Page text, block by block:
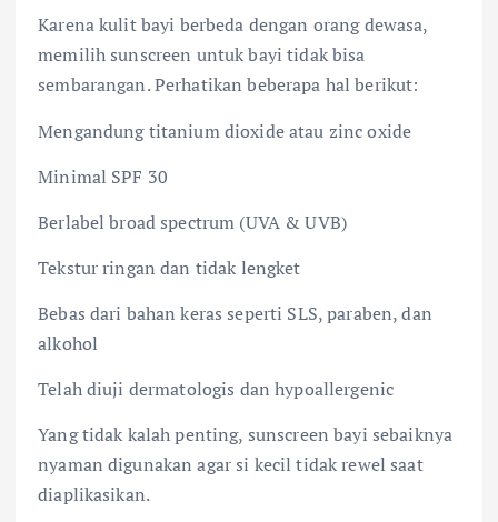
Karena kulit bayi berbeda dengan orang dewasa,
memilih sunscreen untuk bayi tidak bisa
sembarangan. Perhatikan beberapa hal berikut:
Mengandung titanium dioxide atau zinc oxide
Minimal SPF 30
Berlabel broad spectrum (UVA & UVB)
Tekstur ringan dan tidak lengket
Bebas dari bahan keras seperti SLS, paraben, dan
alkohol
Telah diuji dermatologis dan hypoallergenic
Yang tidak kalah penting, sunscreen bayi sebaiknya
nyaman digunakan agar si kecil tidak rewel saat
diaplikasikan.